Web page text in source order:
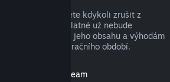
předplatné můžete kdykoli zrušit z
zajistíte, že předplatné už nebude
nicméně přístup k jeho obsahu a výhodám
probíhajícího fakturačního období.
služby Steam